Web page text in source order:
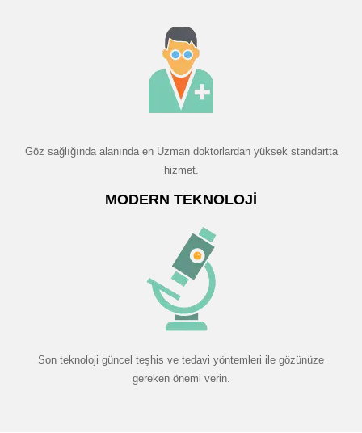
Göz sağlığında alanında en Uzman doktorlardan yüksek standartta
hizmet.
MODERN TEKNOLOJI
Son teknoloji güncel teşhis ve tedavi yöntemleri ile gözünüze
gereken önemi verin.